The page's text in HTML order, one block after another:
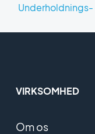
VIRKSOMHED
Om os